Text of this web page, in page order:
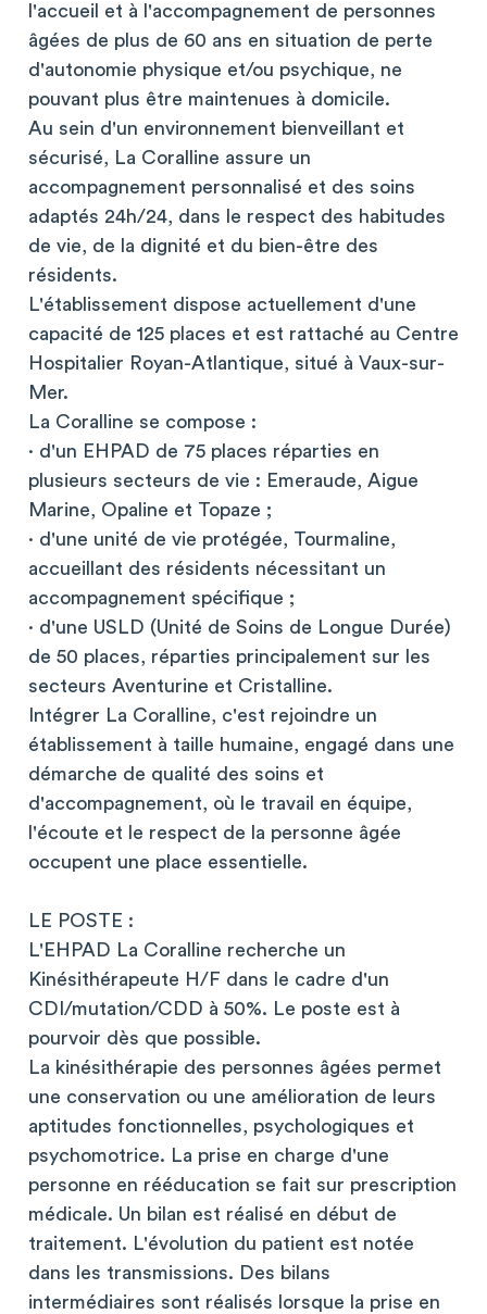
l'accueil et à l'accompagnement de personnes
âgées de plus de 60 ans en situation de perte
d'autonomie physique et/ou psychique, ne
pouvant plus être maintenues à domicile.
Au sein d'un environnement bienveillant et
sécurisé, La Coralline assure un
accompagnement personnalisé et des soins
adaptés 24h/24, dans le respect des habitudes
de vie, de la dignité et du bien-être des
résidents.
L'établissement dispose actuellement d'une
capacité de 125 places et est rattaché au Centre
Hospitalier Royan-Atlantique, situé à Vaux-sur-
Mer.
La Coralline se compose :
· d'un EHPAD de 75 places réparties en
plusieurs secteurs de vie : Emeraude, Aigue
Marine, Opaline et Topaze ;
· d'une unité de vie protégée, Tourmaline,
accueillant des résidents nécessitant un
accompagnement spécifique ;
· d'une USLD (Unité de Soins de Longue Durée)
de 50 places, réparties principalement sur les
secteurs Aventurine et Cristalline.
Intégrer La Coralline, c'est rejoindre un
établissement à taille humaine, engagé dans une
démarche de qualité des soins et
d'accompagnement, où le travail en équipe,
l'écoute et le respect de la personne âgée
occupent une place essentielle.
LE POSTE :
L'EHPAD La Coralline recherche un
Kinésithérapeute H/F dans le cadre d'un
CDI/mutation/CDD à 50%. Le poste est à
pourvoir dès que possible.
La kinésithérapie des personnes âgées permet
une conservation ou une amélioration de leurs
aptitudes fonctionnelles, psychologiques et
psychomotrice. La prise en charge d'une
personne en rééducation se fait sur prescription
médicale. Un bilan est réalisé en début de
traitement. L'évolution du patient est notée
dans les transmissions. Des bilans
intermédiaires sont réalisés lorsque la prise en